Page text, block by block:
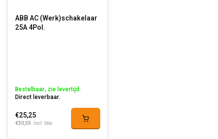
ABB AC (Werk)schakelaar
25A 4Pol.
Bestelbaar, zie levertijd:
Direct leverbaar.
€25,25
€30,55 Incl. btw